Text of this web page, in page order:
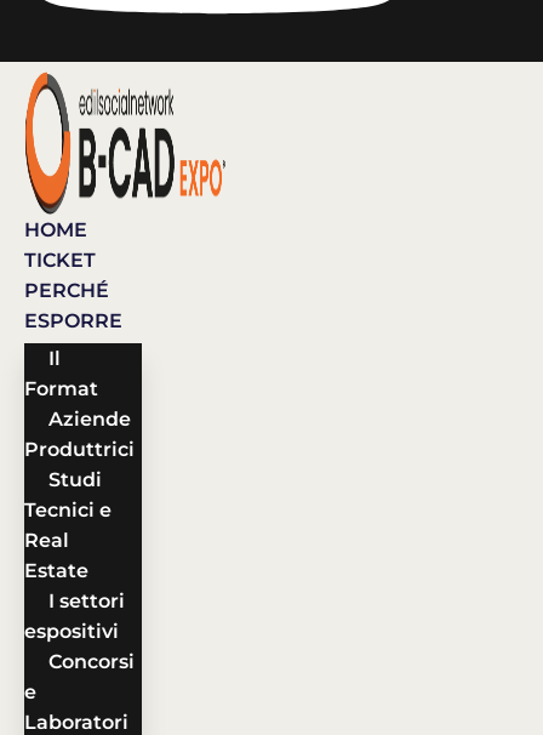
HOME
TICKET
PERCHÉ
ESPORRE
Il
Format
Aziende
Produttrici
Studi
Tecnici e
Real
Estate
I settori
espositivi
Concorsi
e
Laboratori